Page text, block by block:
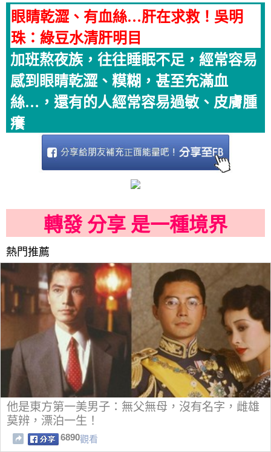
眼睛乾澀、有血絲…肝在求救！吳明
珠：綠豆水清肝明目
加班熬夜族，往往睡眠不足，經常容易
感到眼睛乾澀、糢糊，甚至充滿血
絲…，還有的人經常容易過敏、皮膚腫
癢
轉發 分享 是一種境界
熱門推薦
他是東方第一美男子：無父無母，沒有名字，雌雄
莫辨，漂泊一生！
6890觀看